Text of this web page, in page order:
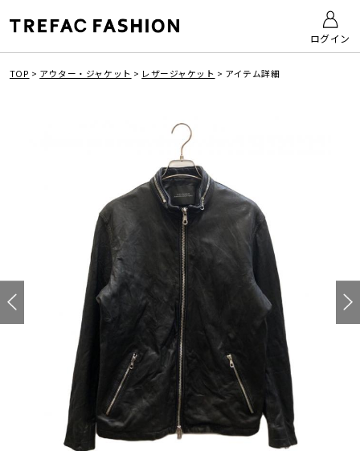
ログイン
TOP > アウター・ジャケット > レザージャケット > アイテム詳細